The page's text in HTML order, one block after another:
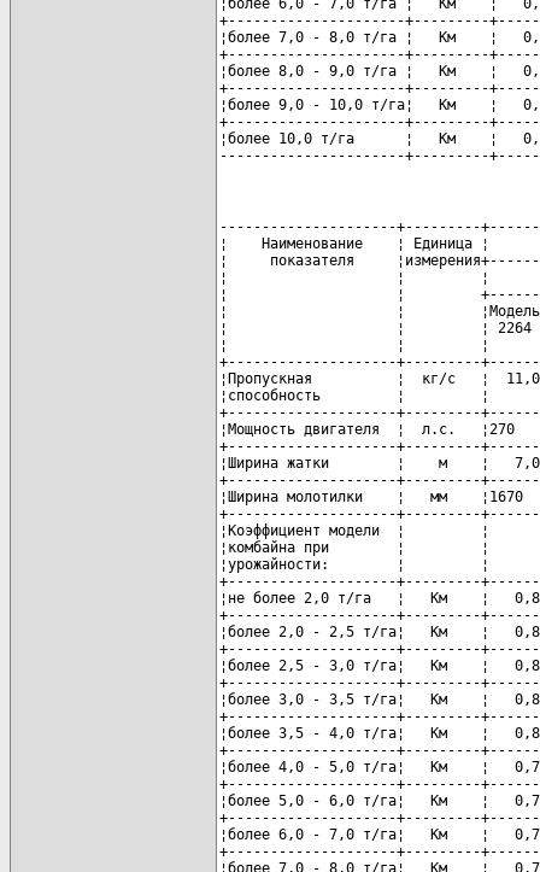
+---------------------+---------
¦более 7,0 - 8,0 т/га ¦   Км    ¦
+---------------------+---------
¦более 8,0 - 9,0 т/га ¦   Км    ¦
+---------------------+---------
¦более 9,0 - 10,0 т/га¦   Км    ¦
+---------------------+---------
¦более 10,0 т/га      ¦   Км    ¦
----------------------+---------
---------------------+---------
¦    Наименование    ¦ Единица
¦     показателя
¦                    ¦         ¦
¦                    ¦         +-------
¦                    ¦         ¦Модель
¦                    ¦         ¦ 2264  ¦
¦                    ¦         ¦       ¦
+--------------------+---------
¦Пропускная          ¦  кг/с   ¦
¦способность         ¦
+--------------------+---------
¦Мощность двигателя  ¦  л.с.
+--------------------+---------
¦Ширина жатки        ¦    м    ¦
+--------------------+---------
¦Ширина молотилки    ¦   мм
+--------------------+---------
¦Коэффициент модели  ¦
¦комбайна при        ¦
¦урожайности:        ¦
+--------------------+---------
¦не более 2,0 т/га   ¦   Км    ¦
+--------------------+---------
¦более 2,0 - 2,5 т/га¦   Км    ¦
+--------------------+---------
¦более 2,5 - 3,0 т/га¦   Км    ¦
+--------------------+---------
¦более 3,0 - 3,5 т/га¦   Км    ¦
+--------------------+---------
¦более 3,5 - 4,0 т/га¦   Км    ¦
+--------------------+---------
¦более 4,0 - 5,0 т/га¦   Км    ¦
+--------------------+---------
¦более 5,0 - 6,0 т/га¦   Км    ¦
+--------------------+---------
¦более 6,0 - 7,0 т/га¦   Км    ¦
+--------------------+---------
¦более 7,0 - 8,0 т/га¦   Км    ¦